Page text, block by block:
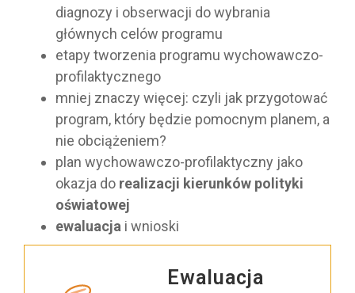
diagnozy i obserwacji do wybrania
głównych celów programu
etapy tworzenia programu wychowawczo-
profilaktycznego
mniej znaczy więcej: czyli jak przygotować
program, który będzie pomocnym planem, a
nie obciążeniem?
plan wychowawczo-profilaktyczny jako
okazja do realizacji kierunków polityki
oświatowej
ewaluacja i wnioski
Ewaluacja